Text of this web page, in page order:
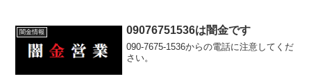
闇金情報 09076751536は闇金です
090-7675-1536からの電話に注意してくだ
さい。